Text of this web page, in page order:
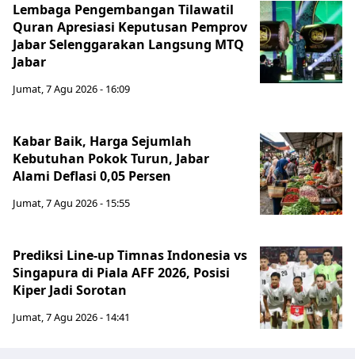
Lembaga Pengembangan Tilawatil
Quran Apresiasi Keputusan Pemprov
Jabar Selenggarakan Langsung MTQ
Jabar
Jumat, 7 Agu 2026 - 16:09
Kabar Baik, Harga Sejumlah
Kebutuhan Pokok Turun, Jabar
Alami Deflasi 0,05 Persen
Jumat, 7 Agu 2026 - 15:55
Prediksi Line-up Timnas Indonesia vs
Singapura di Piala AFF 2026, Posisi
Kiper Jadi Sorotan
Jumat, 7 Agu 2026 - 14:41